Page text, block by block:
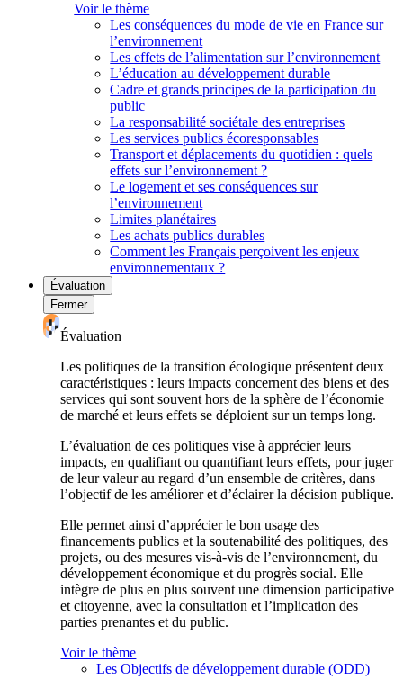
Voir le thème
Les conséquences du mode de vie en France sur
l’environnement
Les effets de l’alimentation sur l’environnement
L’éducation au développement durable
Cadre et grands principes de la participation du
public
La responsabilité sociétale des entreprises
Les services publics écoresponsables
Transport et déplacements du quotidien : quels
effets sur l’environnement ?
Le logement et ses conséquences sur
l’environnement
Limites planétaires
Les achats publics durables
Comment les Français perçoivent les enjeux
environnementaux ?
Évaluation
Fermer
Évaluation
Les politiques de la transition écologique présentent deux
caractéristiques : leurs impacts concernent des biens et des
services qui sont souvent hors de la sphère de l’économie
de marché et leurs effets se déploient sur un temps long.
L’évaluation de ces politiques vise à apprécier leurs
impacts, en qualifiant ou quantifiant leurs effets, pour juger
de leur valeur au regard d’un ensemble de critères, dans
l’objectif de les améliorer et d’éclairer la décision publique.
Elle permet ainsi d’apprécier le bon usage des
financements publics et la soutenabilité des politiques, des
projets, ou des mesures vis-à-vis de l’environnement, du
développement économique et du progrès social. Elle
intègre de plus en plus souvent une dimension participative
et citoyenne, avec la consultation et l’implication des
parties prenantes et du public.
Voir le thème
Les Objectifs de développement durable (ODD)